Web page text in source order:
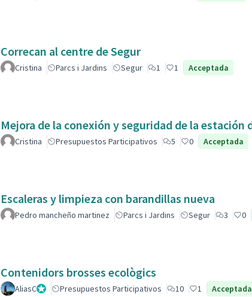
Correcan al centre de Segur
Cristina Parcs i Jardins Segur 1 1 Acceptada
Cristina Presupuestos Participativos 5 0 Acceptada
Escaleras y limpieza con barandillas nueva
Pedro mancheño martinez Parcs i Jardins Segur 3 0
Contenidors brosses ecològics
AliasCGestorPresupuestos Participativos 10 1 Acceptada